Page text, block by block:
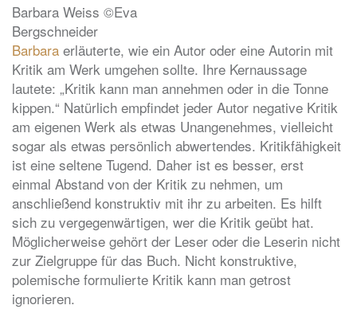
Barbara Weiss ©Eva
Bergschneider
Barbara erläuterte, wie ein Autor oder eine Autorin mit
Kritik am Werk umgehen sollte. Ihre Kernaussage
lautete: „Kritik kann man annehmen oder in die Tonne
kippen.“ Natürlich empfindet jeder Autor negative Kritik
am eigenen Werk als etwas Unangenehmes, vielleicht
sogar als etwas persönlich abwertendes. Kritikfähigkeit
ist eine seltene Tugend. Daher ist es besser, erst
einmal Abstand von der Kritik zu nehmen, um
anschließend konstruktiv mit ihr zu arbeiten. Es hilft
sich zu vergegenwärtigen, wer die Kritik geübt hat.
Möglicherweise gehört der Leser oder die Leserin nicht
zur Zielgruppe für das Buch. Nicht konstruktive,
polemische formulierte Kritik kann man getrost
ignorieren.